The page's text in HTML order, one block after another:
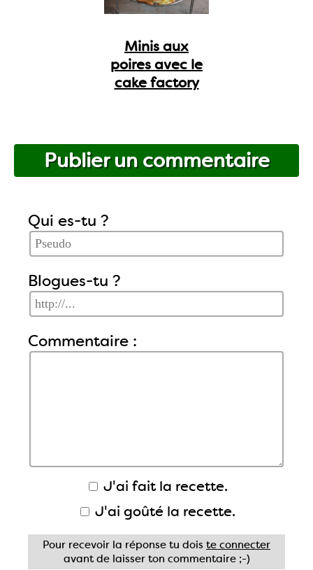
Minis aux
poires avec le
cake factory
Publier un commentaire
Qui es-tu ?
Blogues-tu ?
Commentaire :
J'ai fait la recette.
J'ai goûté la recette.
Pour recevoir la réponse tu dois te connecter
avant de laisser ton commentaire ;-)